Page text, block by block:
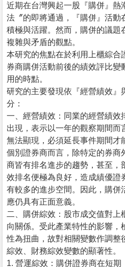
近期在台灣興起一股『購併』熱
法〞的即將通過，『購併』活動
積極與活躍。然而，購併的議題
複雜與矛盾的觀點。
本研究的焦點在於利用上櫃綜合
券商購併活動前後的績效評比變
用的時點。
研究的主要發現依『經營績效』
分：
一、經營績效：同業的經營績效
出現，表示以一年的觀察期間而
無法顯現，必須延長事件期間才
個別證券商而言，除特定的券商
商皆有排名進步的趨勢，甚至，
效排名便極為良好，造成績優證
有較多的進步空間。因此，購併
應仍具有正面意義。
二、購併綜效：股市成交值對上
向關係。受此產業特性的影響，
性為扭曲，故對相關變數作調整
綜效、財務綜效變數的顯著性。
1. 營運綜效：購併證券商在短